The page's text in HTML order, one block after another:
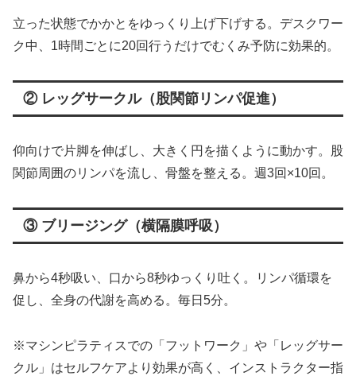
立った状態でかかとをゆっくり上げ下げする。デスクワー
ク中、1時間ごとに20回行うだけでむくみ予防に効果的。
② レッグサークル（股関節リンパ促進）
仰向けで片脚を伸ばし、大きく円を描くように動かす。股
関節周囲のリンパを流し、骨盤を整える。週3回×10回。
③ ブリージング（横隔膜呼吸）
鼻から4秒吸い、口から8秒ゆっくり吐く。リンパ循環を
促し、全身の代謝を高める。毎日5分。
※マシンピラティスでの「フットワーク」や「レッグサー
クル」はセルフケアより効果が高く、インストラクター指